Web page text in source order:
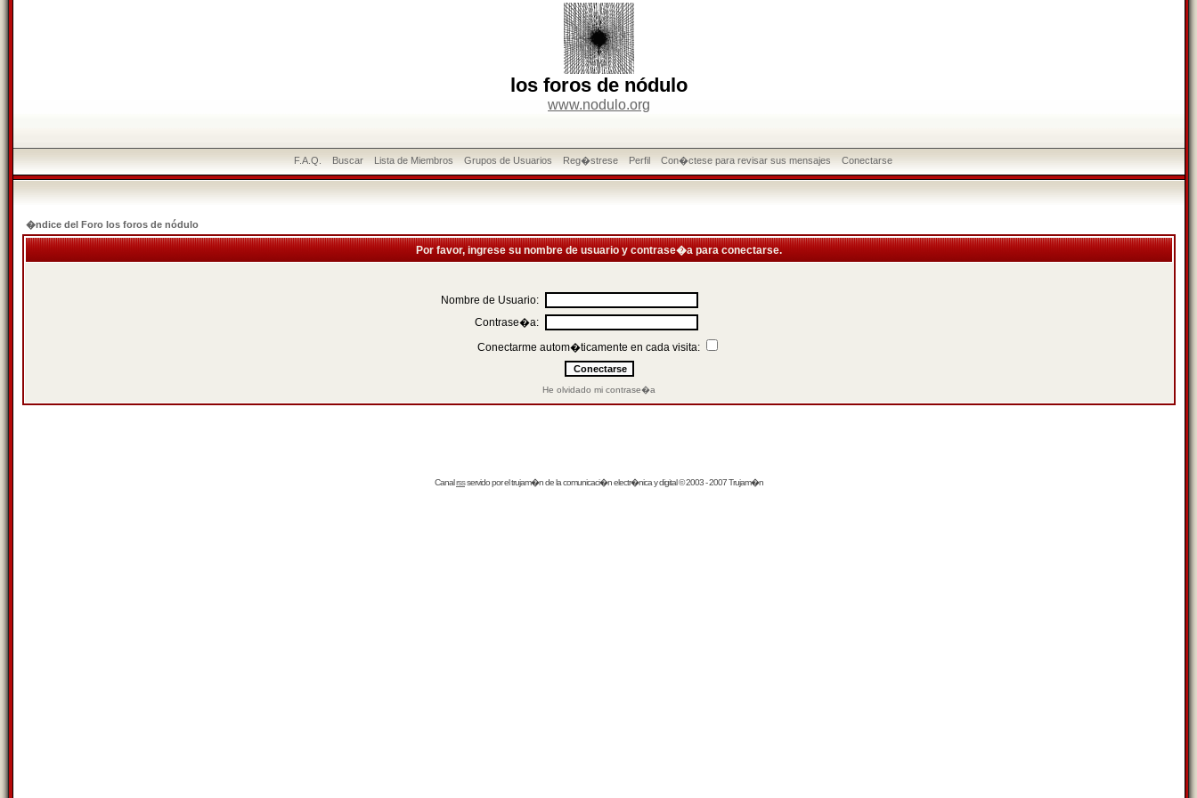
los foros de nódulo
www.nodulo.org
F.A.Q. Buscar Lista de Miembros Grupos de Usuarios Reg�strese Perfil Con�ctese para revisar sus mensajes Conectarse
�ndice del Foro los foros de nódulo
Por favor, ingrese su nombre de usuario y contrase�a para conectarse.
Nombre de Usuario:
Contrase�a:
Conectarme autom�ticamente en cada visita:
He olvidado mi contrase�a
Canalrssservido por eltrujam�nde la comunicaci�n electr�nica y digital © 2003 - 2007 Trujam�n